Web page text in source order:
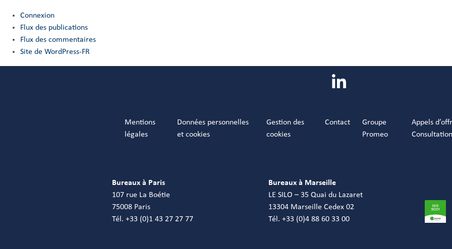
Connexion
Flux des publications
Flux des commentaires
Site de WordPress-FR
Mentions
légales
Données personnelles
et cookies
Gestion des
cookies
Contact
Groupe
Promeo
Appels
Bureaux à Paris
107 rue La Boétie
75008 Paris
Tél. +33 (0)1 43 27 27 77
Bureaux à Marseille
LE SILO – 35 Quai du Lazaret
13304 Marseille Cedex 02
Tél. +33 (0)4 88 60 33 00